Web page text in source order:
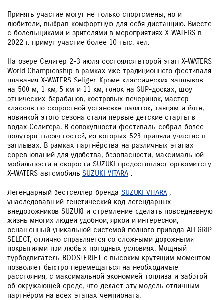
Принять участие могут не только спортсмены, но и
любители, выбрав комфортную для себя дистанцию. Вместе
с болельщиками и зрителями в мероприятиях X-WATERS в
2022 г. примут участие более 10 тыс. чел.
На озере Селигер 2-3 июля состоялся второй этап X-WATERS
World Championship в рамках уже традиционного фестиваля
плавания X-WATERS Seliger. Кроме классических заплывов
на 500 м, 1 км, 5 км и 11 км, гонок на SUP-досках, шоу
этнических барабанов, костровых вечеринок, мастер-
классов по скоростной установке палаток, танцам и йоге,
новинкой этого сезона стали первые детские старты в
водах Селигера. В совокупности фестиваль собрал более
полутора тысяч гостей, из которых 528 приняли участие в
заплывах. В рамках партнёрства на различных этапах
соревнований для удобства, безопасности, максимальной
мобильности и скорости SUZUKI предоставляет оргкомитету
X-WATERS автомобиль SUZUKI VITARA .
Легендарный бестселлер бренда SUZUKI VITARA ,
унаследовавший генетический код легендарных
внедорожников SUZUKI и стремление сделать повседневную
жизнь многих людей удобной, яркой и интересной,
оснащённый уникальной системой полного привода ALLGRIP
SELECT, отлично справляется со сложными дорожными
покрытиями при любых погодных условиях. Мощный
турбодвигатель BOOSTERJET с высоким крутящим моментом
позволяет быстро перемещаться на необходимые
расстояния, с максимальной экономией топлива и заботой
об окружающей среде, что делает эту модель отличным
партнёром на всех этапах чемпионата.